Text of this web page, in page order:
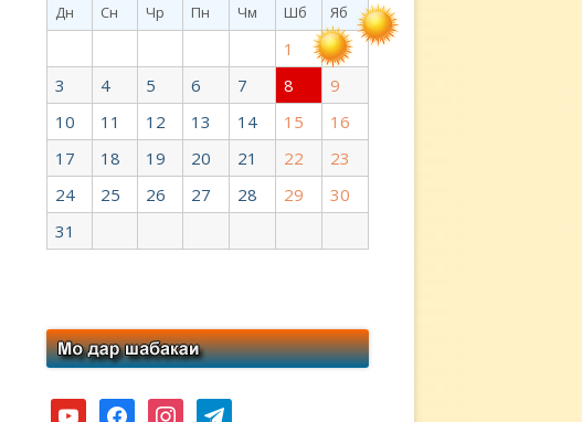
Дн Сн Чр Пн Чм Шб Яб
1
2
3
4 5 6 7 8
9
10
11 12 13 14 15
16
17
18 19 20 21 22
23
24
25 26 27 28 29
30
31
youtubefacebookinstagramtelegram